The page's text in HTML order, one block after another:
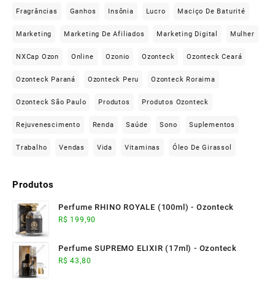
Fragrâncias Ganhos Insônia Lucro Maciço De Baturité
Marketing Marketing De Afiliados Marketing Digital Mulher
NXCap Ozon Online Ozonio Ozonteck Ozonteck Ceará
Ozonteck Paraná Ozonteck Peru Ozonteck Roraima
Ozonteck São Paulo Produtos Produtos Ozonteck
Rejuvenescimento Renda Saúde Sono Suplementos
Trabalho Vendas Vida Vitaminas Óleo De Girassol
Produtos
Perfume RHINO ROYALE (100ml) - Ozonteck
R$ 199,90
Perfume SUPREMO ELIXIR (17ml) - Ozonteck
R$ 43,80